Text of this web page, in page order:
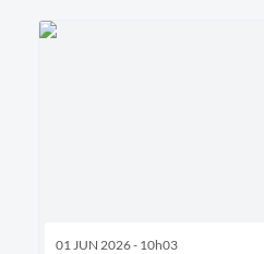
01 JUN 2026 - 10h03